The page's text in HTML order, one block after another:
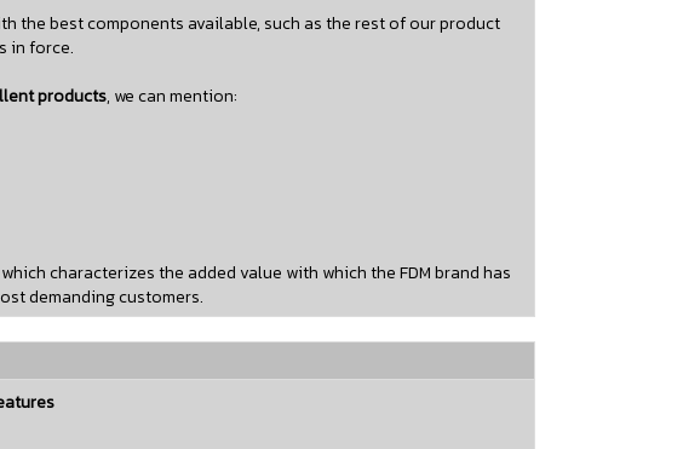
the best components available, such as the rest of our product
in force.
products, we can mention:
characterizes the added value with which the FDM brand has
demanding customers.